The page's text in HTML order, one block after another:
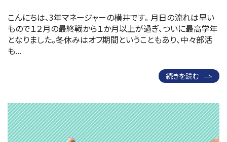
こんにちは、3年マネージャーの横井です。 月日の流れは早い
もので１２月の最終戦から１か月以上が過ぎ、ついに最高学年
となりました。冬休みはオフ期間ということもあり、中々部活
も...
続きを読む